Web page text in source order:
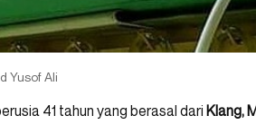
Yusof Ali
41 tahun yang berasal dari Klang,